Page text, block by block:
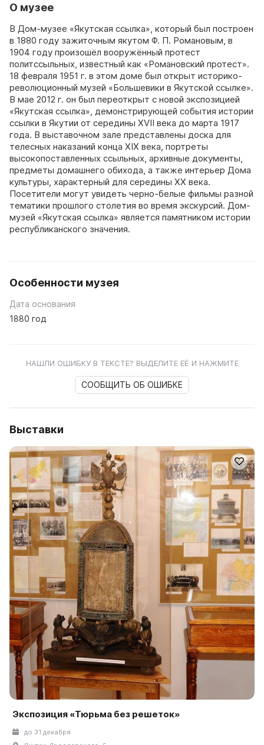
О музее
В Дом-музее «Якутская ссылка», который был построен
в 1880 году зажиточным якутом Ф. П. Романовым, в
1904 году произошёл вооружённый протест
политссыльных, известный как «Романовский протест».
18 февраля 1951 г. в этом доме был открыт историко-
революционный музей «Большевики в Якутской ссылке».
В мае 2012 г. он был переоткрыт с новой экспозицией
«Якутская ссылка», демонстрирующей события истории
ссылки в Якутии от середины XVII века до марта 1917
года. В выставочном зале представлены доска для
телесных наказаний конца XIX века, портреты
высокопоставленных ссыльных, архивные документы,
предметы домашнего обихода, а также интерьер Дома
культуры, характерный для середины ХХ века.
Посетители могут увидеть черно-белые фильмы разной
тематики прошлого столетия во время экскурсий. Дом-
музей «Якутская ссылка» является памятником истории
республиканского значения.
Особенности музея
Дата основания
1880 год
НАШЛИ ОШИБКУ В ТЕКСТЕ? ВЫДЕЛИТЕ ЕЁ И НАЖМИТЕ
СООБЩИТЬ ОБ ОШИБКЕ
Выставки
Экспозиция «Тюрьма без решеток»
до 31 декабря